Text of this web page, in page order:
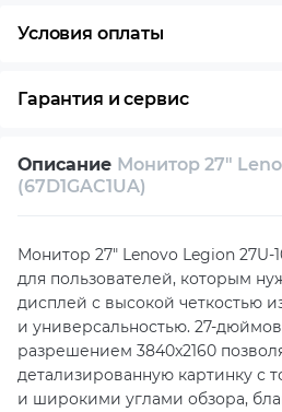
Условия оплаты
Гарантия и сервис
Собственный сервисный
Описание Монитор 27"
(67D1GAC1UA)
Монитор 27" Lenovo Legion 27U-
для пользователей, которым
дисплей с высокой четкостью
и универсальностью. 27-
разрешением 3840x2160
детализированную картинку с
и широкими углами обзора,